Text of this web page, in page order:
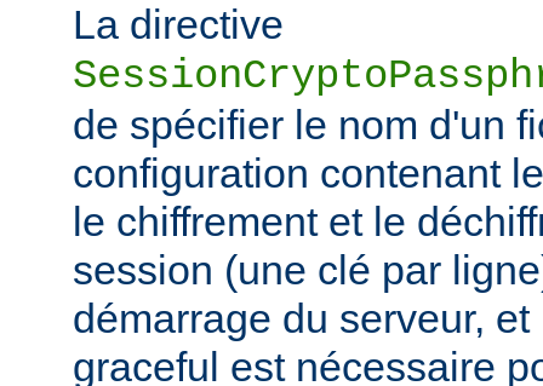
La directive
de spécifier le nom d'un
configuration contenant
le chiffrement et le
session (une clé par
démarrage du serveur,
graceful est nécessaire